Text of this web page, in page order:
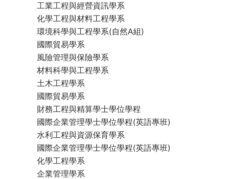
工業工程與經營資訊學系
化學工程與材料工程學系
環境科學與工程學系(自然A組)
國際貿易學系
風險管理與保險學系
材料科學與工程學系
土木工程學系
國際貿易學系
財務工程與精算學士學位學程
國際企業管理學士學位學程(英語專班)
水利工程與資源保育學系
國際企業管理學士學位學程(英語專班)
化學工程學系
企業管理學系